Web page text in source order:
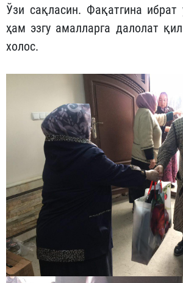
Ўзи сақласин. Фақатгина ибрат
ҳам эзгу амалларга далолат
холос.